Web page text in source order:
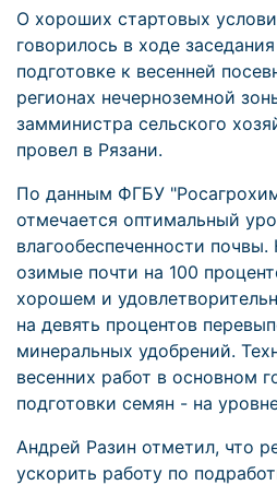
О хороших стартовых
говорилось в ходе
подготовке к весенней
регионах нечерноземной
замминистра сельского
провел в Рязани.
По данным ФГБУ
отмечается оптимальный
влагообеспеченности
озимые почти на 100
хорошем и
на девять процентов
минеральных удобрений.
весенних работ в основном
подготовки семян - на
Андрей Разин отметил, что
ускорить работу по